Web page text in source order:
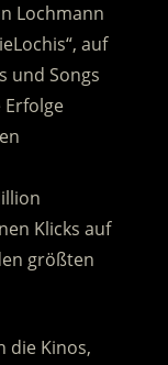
Lochmann
auf
und Songs
Klicks auf
größten
die Kinos,